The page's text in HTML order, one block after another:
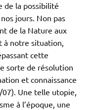
de la possibilité
jours. Non pas
de la Nature aux
à notre situation,
cette
sorte de résolution
et connaissance
07). Une telle utopie,
à l’époque, une